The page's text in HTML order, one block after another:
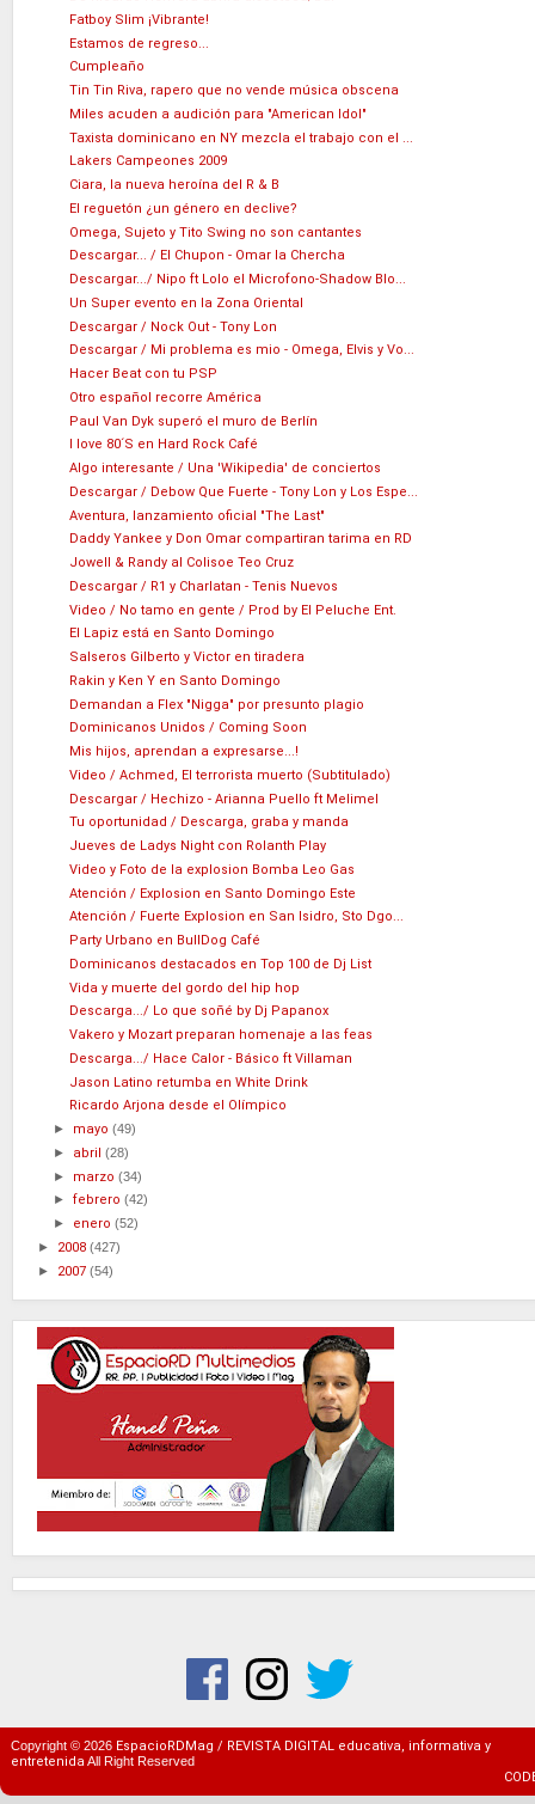
Fatboy Slim ¡Vibrante!
Estamos de regreso...
Cumpleaño
Tin Tin Riva, rapero que no vende música obscena
Miles acuden a audición para "American Idol"
Taxista dominicano en NY mezcla el trabajo con el ...
Lakers Campeones 2009
Ciara, la nueva heroína del R & B
El reguetón ¿un género en declive?
Omega, Sujeto y Tito Swing no son cantantes
Descargar... / El Chupon - Omar la Chercha
Descargar.../ Nipo ft Lolo el Microfono-Shadow Blo...
Un Super evento en la Zona Oriental
Descargar / Nock Out - Tony Lon
Descargar / Mi problema es mio - Omega, Elvis y Vo...
Hacer Beat con tu PSP
Otro español recorre América
Paul Van Dyk superó el muro de Berlín
I love 80´S en Hard Rock Café
Algo interesante / Una 'Wikipedia' de conciertos
Descargar / Debow Que Fuerte - Tony Lon y Los Espe...
Aventura, lanzamiento oficial "The Last"
Daddy Yankee y Don Omar compartiran tarima en RD
Jowell & Randy al Colisoe Teo Cruz
Descargar / R1 y Charlatan - Tenis Nuevos
Video / No tamo en gente / Prod by El Peluche Ent.
El Lapiz está en Santo Domingo
Salseros Gilberto y Victor en tiradera
Rakin y Ken Y en Santo Domingo
Demandan a Flex "Nigga" por presunto plagio
Dominicanos Unidos / Coming Soon
Mis hijos, aprendan a expresarse...!
Video / Achmed, El terrorista muerto (Subtitulado)
Descargar / Hechizo - Arianna Puello ft Melimel
Tu oportunidad / Descarga, graba y manda
Jueves de Ladys Night con Rolanth Play
Video y Foto de la explosion Bomba Leo Gas
Atención / Explosion en Santo Domingo Este
Atención / Fuerte Explosion en San Isidro, Sto Dgo...
Party Urbano en BullDog Café
Dominicanos destacados en Top 100 de Dj List
Vida y muerte del gordo del hip hop
Descarga.../ Lo que soñé by Dj Papanox
Vakero y Mozart preparan homenaje a las feas
Descarga.../ Hace Calor - Básico ft Villaman
Jason Latino retumba en White Drink
Ricardo Arjona desde el Olímpico
► mayo(49)
► abril(28)
► marzo(34)
►febrero(42)
► enero(52)
► 2008 (427)
► 2007 (54)
Copyright © 2026 EspacioRDMag / REVISTA DIGITAL educativa, informativa y
entretenidaAll Right Reserved